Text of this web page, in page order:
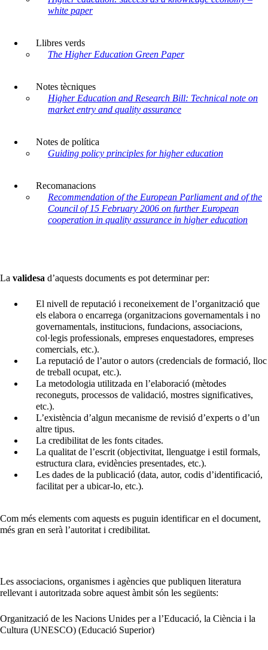
white paper
Llibres verds
The Higher Education Green Paper
Notes tècniques
Higher Education and Research Bill: Technical note on
market entry and quality assurance
Notes de política
Guiding policy principles for higher education
Recomanacions
Recommendation of the European Parliament and of the
Council of 15 February 2006 on further European
cooperation in quality assurance in higher education
La validesa d’aquests documents es pot determinar per:
El nivell de reputació i reconeixement de l’organització que
els elabora o encarrega (organitzacions governamentals i no
governamentals, institucions, fundacions, associacions,
col·legis professionals, empreses enquestadores, empreses
comercials, etc.).
La reputació de l’autor o autors (credencials de formació, lloc
de treball ocupat, etc.).
La metodologia utilitzada en l’elaboració (mètodes
reconeguts, processos de validació, mostres significatives,
etc.).
L’existència d’algun mecanisme de revisió d’experts o d’un
altre tipus.
La credibilitat de les fonts citades.
La qualitat de l’escrit (objectivitat, llenguatge i estil formals,
estructura clara, evidències presentades, etc.).
Les dades de la publicació (data, autor, codis d’identificació,
facilitat per a ubicar-lo, etc.).
Com més elements com aquests es puguin identificar en el document,
més gran en serà l’autoritat i credibilitat.
Les associacions, organismes i agències que publiquen literatura
rellevant i autoritzada sobre aquest àmbit són les següents:
Organització de les Nacions Unides per a l’Educació, la Ciència i la
Cultura (UNESCO) (Educació Superior)